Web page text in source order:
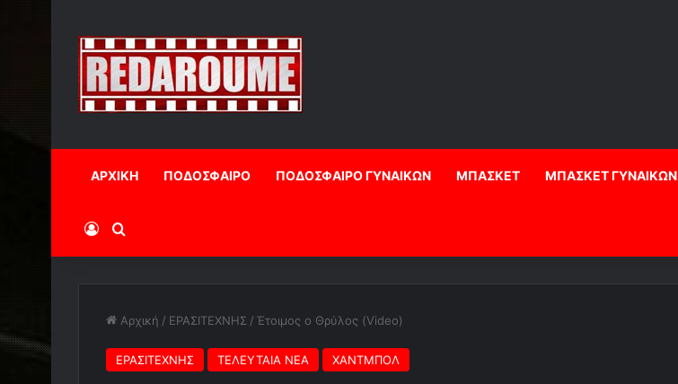
ΑΡΧΙΚΗ ΠΟΔΟΣΦΑΙΡΟ ΠΟΔΟΣΦΑΙΡΟ ΓΥΝΑΙΚΩΝ ΜΠΑΣΚΕΤ ΜΠΑΣΚΕΤ ΓΥΝΑΙΚΩΝ
Log InΑναζήτηση
Αρχική / ΕΡΑΣΙΤΕΧΝΗΣ / Έτοιμος ο Θρύλος (Video)
ΕΡΑΣΙΤΕΧΝΗΣ ΤΕΛΕΥΤΑΙΑ ΝΕΑ ΧΑΝΤΜΠΟΛ